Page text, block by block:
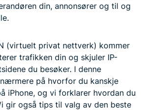
din, annonsører og til og
(virtuelt privat nettverk) kommer
trafikken din og skjuler IP-
du besøker. I denne
på hvorfor du kanskje
iPhone, og vi forklarer hvordan du
gir også tips til valg av den beste